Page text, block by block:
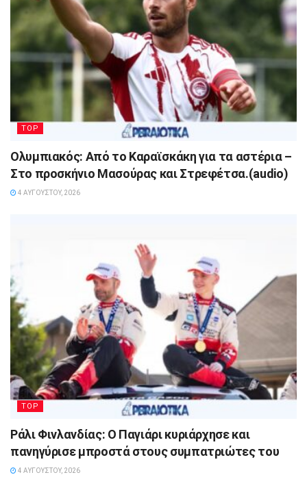
TOP
Ολυμπιακός: Από το Καραϊσκάκη για τα αστέρια –
Στο προσκήνιο Μασούρας και Στρεφέτσα.(audio)
4 ΑΥΓΟΎΣΤΟΥ, 2026
TOP
Ράλι Φινλανδίας: Ο Παγιάρι κυριάρχησε και
πανηγύρισε μπροστά στους συμπατριώτες του
4 ΑΥΓΟΎΣΤΟΥ, 2026